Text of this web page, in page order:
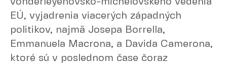
EÚ, vyjadrenia viacerých západných
politikov, najmä Josepa Borrella,
Emmanuela Macrona, a Davida Camerona,
ktoré sú v poslednom čase čoraz